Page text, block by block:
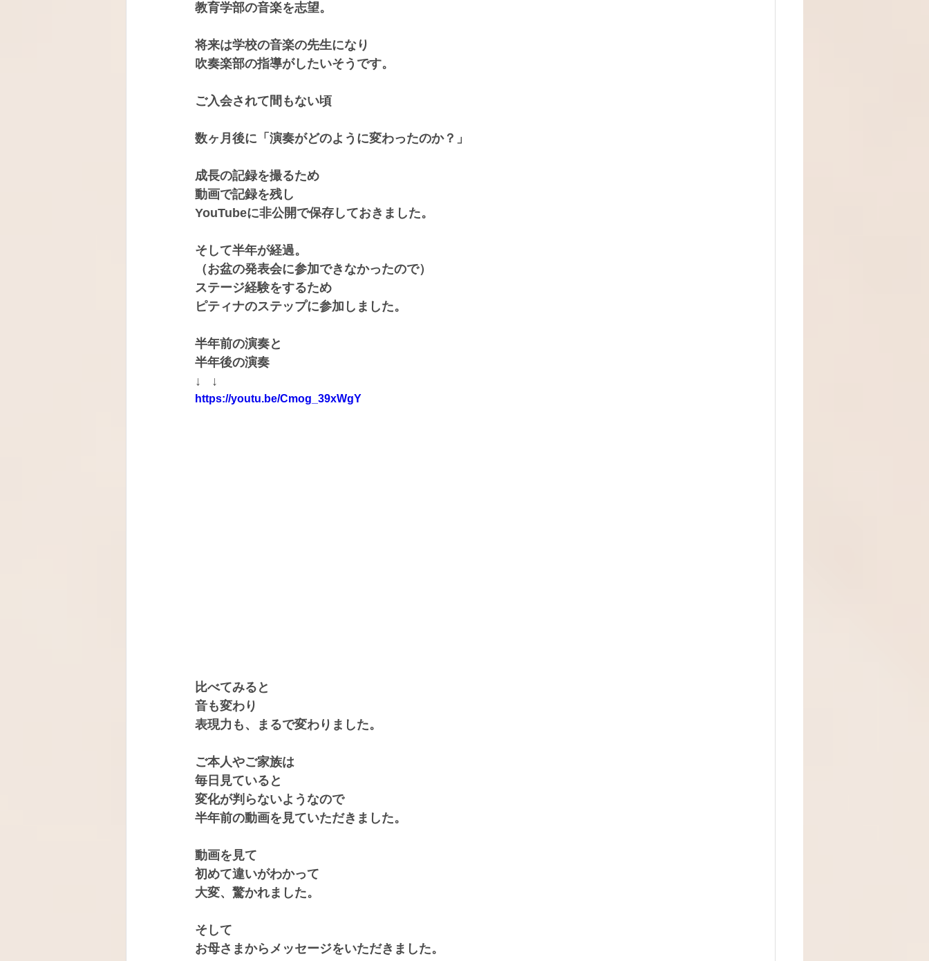
教育学部の音楽を志望。
将来は学校の音楽の先生になり
吹奏楽部の指導がしたいそうです。
ご入会されて間もない頃
数ヶ月後に「演奏がどのように変わったのか？」
成長の記録を撮るため
動画で記録を残し
YouTubeに非公開で保存しておきました。
そして半年が経過。
（お盆の発表会に参加できなかったので）
ステージ経験をするため
ピティナのステップに参加しました。
半年前の演奏と
半年後の演奏
↓   ↓
https://youtu.be/Cmog_39xWgY
比べてみると
音も変わり
表現力も、まるで変わりました。
ご本人やご家族は
毎日見ていると
変化が判らないようなので
半年前の動画を見ていただきました。
動画を見て
初めて違いがわかって
大変、驚かれました。
そして
お母さまからメッセージをいただきました。